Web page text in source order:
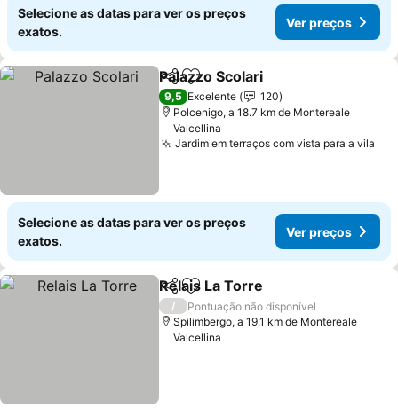
Selecione as datas para ver os preços
exatos.
Ver preços
PartilharAdicionar aos favoritos
Palazzo Scolari
9,5 Excelente
120
Polcenigo, a 18.7 km de Montereale
Valcellina
Jardim em terraços com vista para a vila
Selecione as datas para ver os preços
exatos.
Ver preços
PartilharAdicionar aos favoritos
Relais La Torre
/
Pontuação não disponível
Spilimbergo, a 19.1 km de Montereale
Valcellina